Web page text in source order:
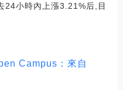
24小時內上漲3.21%后,目
Campus：來自